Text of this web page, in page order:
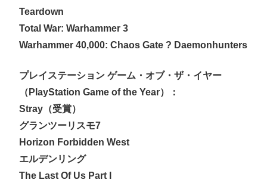
Teardown
Total War: Warhammer 3
Warhammer 40,000: Chaos Gate ? Daemonhunters
プレイステーション ゲーム・オブ・ザ・イヤー
（PlayStation Game of the Year）：
Stray（受賞）
グランツーリスモ7
Horizon Forbidden West
エルデンリング
The Last Of Us Part I